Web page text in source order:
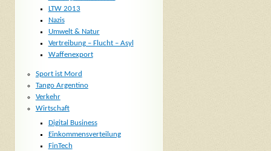
LTW 2013
Nazis
Umwelt & Natur
Vertreibung – Flucht – Asyl
Waffenexport
Sport ist Mord
Tango Argentino
Verkehr
Wirtschaft
Digital Business
Einkommensverteilung
FinTech